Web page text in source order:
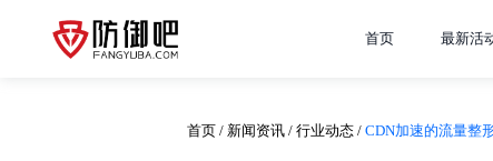
首页 最新活
首页 / 新闻资讯 / 行业动态 / CDN加速的流量整